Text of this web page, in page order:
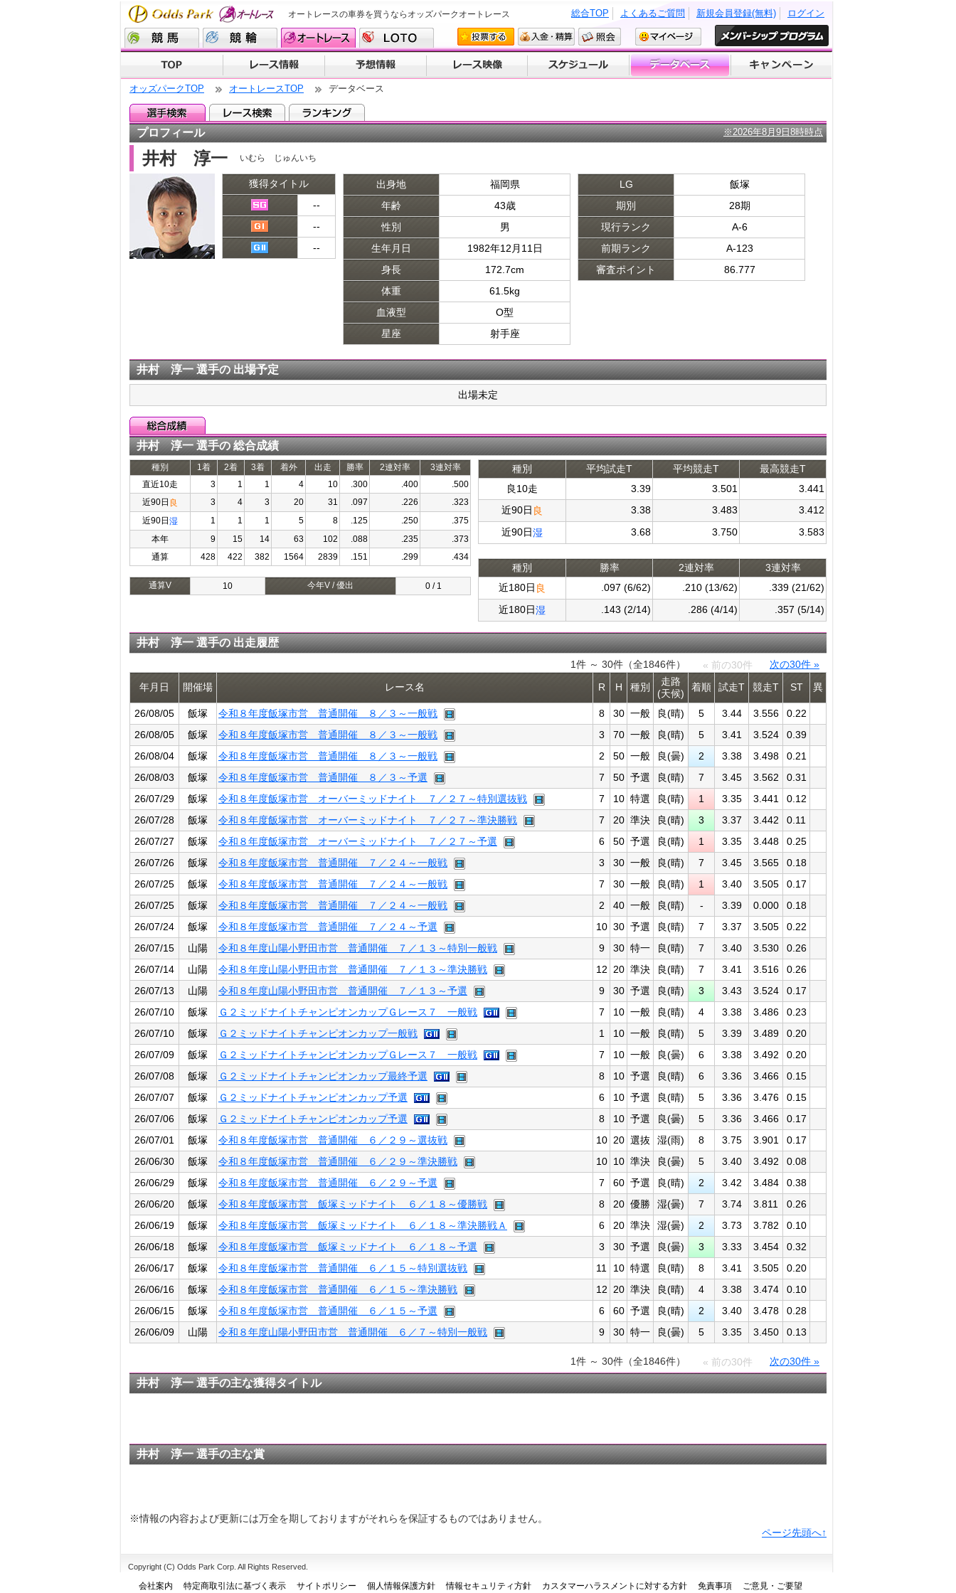
オートレースの車券を買うならオッズパークオートレース ログイン
新規会員登録(無料)
よくあるご質問
総合TOP
オッズパークTOP オートレースTOP データベース
プロフィール ※2026年8月9日8時時点
井村 淳一 いむら じゅんいち
獲得タイトル
--
--
--
出身地
福岡県
年齢
43歳
性別
男
生年月日
1982年12月11日
身長
172.7cm
体重
61.5kg
血液型
O型
星座
射手座
LG
飯塚
期別
28期
現行ランク
A-6
前期ランク
A-123
審査ポイント
86.777
井村 淳一 選手の 出場予定
出場未定
井村 淳一 選手の 総合成績
種別 1着 2着 3着 着外 出走 勝率 2連対率
3連対率
直近10走
3 1 1 4 10 .300 .400 .500
近90日 良 3 4 3 20 31 .097 .226 .323
近90日 湿 1 1 1 5 8 .125 .250 .375
本年 9 15 14 63 102 .088 .235 .373
通算 428 422 382 1564 2839 .151 .299 .434
通算V 10 今年V / 優出 0 / 1
種別 平均試走T 平均競走T
最高競走T
良10走
3.39 3.501
3.441
近90日 良 3.38 3.483
3.412
近90日湿 3.68 3.750 3.583
種別 勝率 2連対率
3連対率
近180日 良 .097 (6/62) .210 (13/62)
.339 (21/62)
近180日湿 .143 (2/14) .286 (4/14) .357 (5/14)
井村 淳一 選手の 出走履歴
1件 ～ 30件（全1846件） « 前の30件 次の30件 »
年月日 開催場 レース名 R H 種別
走路
(天候)
着順 試走T 競走T ST 異
26/08/05 飯塚 令和８年度飯塚市営 普通開催 ８／３～一般戦 8 30 一般 良(晴) 5 3.44 3.556
0.22
26/08/05
飯塚 令和８年度飯塚市営 普通開催 ８／３～一般戦 3 70 一般 良(晴) 5 3.41 3.524
0.39
26/08/04
飯塚 令和８年度飯塚市営 普通開催 ８／３～一般戦 2 50 一般 良(曇) 2 3.38 3.498
0.21
26/08/03
飯塚 令和８年度飯塚市営 普通開催 ８／３～予選 7 50 予選 良(晴) 7 3.45 3.562
0.31
26/07/29
飯塚 令和８年度飯塚市営 オーバーミッドナイト ７／２７～特別選抜戦 7 10 特選 良(晴) 1 3.35 3.441
0.12
26/07/28
飯塚 令和８年度飯塚市営 オーバーミッドナイト ７／２７～準決勝戦 7 20 準決 良(晴) 3 3.37 3.442
0.11
26/07/27
飯塚 令和８年度飯塚市営 オーバーミッドナイト ７／２７～予選 6 50 予選 良(晴) 1 3.35 3.448
0.25
26/07/26
飯塚 令和８年度飯塚市営 普通開催 ７／２４～一般戦 3 30 一般 良(晴) 7 3.45 3.565
0.18
26/07/25
飯塚 令和８年度飯塚市営 普通開催 ７／２４～一般戦 7 30 一般 良(晴) 1 3.40 3.505
0.17
26/07/25
飯塚 令和８年度飯塚市営 普通開催 ７／２４～一般戦 2 40 一般 良(晴) - 3.39 0.000
0.18
26/07/24
飯塚 令和８年度飯塚市営 普通開催 ７／２４～予選 10 30 予選 良(晴) 7 3.37 3.505
0.22
26/07/15
山陽 令和８年度山陽小野田市営 普通開催 ７／１３～特別一般戦 9 30 特一 良(晴) 7 3.40 3.530
0.26
26/07/14
山陽 令和８年度山陽小野田市営 普通開催 ７／１３～準決勝戦 12 20 準決 良(晴) 7 3.41 3.516
0.26
26/07/13
山陽 令和８年度山陽小野田市営 普通開催 ７／１３～予選 9 30 予選 良(晴) 3 3.43 3.524
0.17
26/07/10
飯塚 Ｇ２ミッドナイトチャンピオンカップＧレース７ 一般戦 7 10 一般 良(晴) 4 3.38 3.486
0.23
26/07/10
飯塚 Ｇ２ミッドナイトチャンピオンカップ一般戦 1 10 一般 良(晴) 5 3.39 3.489
0.20
26/07/09
飯塚 Ｇ２ミッドナイトチャンピオンカップＧレース７ 一般戦 7 10 一般 良(曇) 6 3.38 3.492
0.20
26/07/08
飯塚 Ｇ２ミッドナイトチャンピオンカップ最終予選 8 10 予選 良(晴) 6 3.36 3.466
0.15
26/07/07
飯塚 Ｇ２ミッドナイトチャンピオンカップ予選 6 10 予選 良(晴) 5 3.36 3.476
0.15
26/07/06
飯塚 Ｇ２ミッドナイトチャンピオンカップ予選 8 10 予選 良(曇) 5 3.36 3.466
0.17
26/07/01
飯塚 令和８年度飯塚市営 普通開催 ６／２９～選抜戦 10 20 選抜 湿(雨) 8 3.75 3.901
0.17
26/06/30
飯塚 令和８年度飯塚市営 普通開催 ６／２９～準決勝戦 10 10 準決 良(曇) 5 3.40 3.492
0.08
26/06/29
飯塚 令和８年度飯塚市営 普通開催 ６／２９～予選 7 60 予選 良(晴) 2 3.42 3.484
0.38
26/06/20
飯塚 令和８年度飯塚市営 飯塚ミッドナイト ６／１８～優勝戦 8 20 優勝 湿(曇) 7 3.74 3.811
0.26
26/06/19
飯塚 令和８年度飯塚市営 飯塚ミッドナイト ６／１８～準決勝戦Ａ 6 20 準決 湿(曇) 2 3.73 3.782
0.10
26/06/18
飯塚 令和８年度飯塚市営 飯塚ミッドナイト ６／１８～予選 3 30 予選 良(曇) 3 3.33 3.454
0.32
26/06/17
飯塚 令和８年度飯塚市営 普通開催 ６／１５～特別選抜戦 11 10 特選 良(晴) 8 3.41 3.505
0.20
26/06/16
飯塚 令和８年度飯塚市営 普通開催 ６／１５～準決勝戦 12 20 準決 良(晴) 4 3.38 3.474
0.10
26/06/15
飯塚 令和８年度飯塚市営 普通開催 ６／１５～予選 6 60 予選 良(晴) 2 3.40 3.478
0.28
26/06/09
山陽 令和８年度山陽小野田市営 普通開催 ６／７～特別一般戦 9 30 特一 良(曇) 5 3.35 3.450 0.13
1件 ～ 30件（全1846件） « 前の30件 次の30件 »
井村 淳一 選手の主な獲得タイトル
井村 淳一 選手の主な賞
※情報の内容および更新には万全を期しておりますがそれらを保証するものではありません。
ページ先頭へ↑
Copyright (C) Odds Park Corp. All Rights Reserved.
会社案内 特定商取引法に基づく表示 サイトポリシー 個人情報保護方針 情報セキュリティ方針 カスタマーハラスメントに対する方針 免責事項 ご意見・ご要望